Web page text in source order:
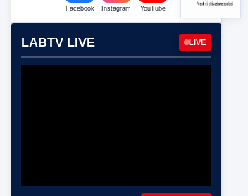
Facebook Instagram YouTube
LABTV LIVE LIVE